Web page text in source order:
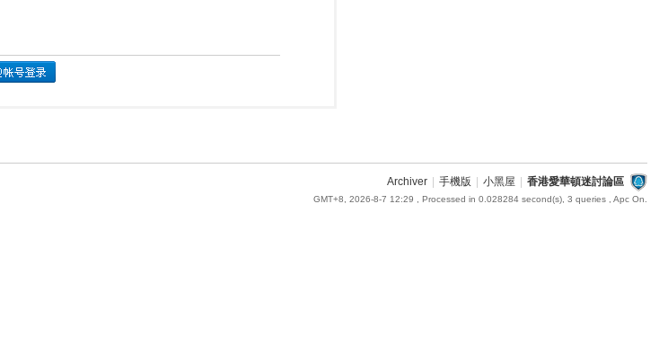
Archiver 手機版 小黑屋 香港愛華頓迷討論區
GMT+8, 2026-8-7 12:29 , Processed in 0.028284 second(s), 3 queries , Apc On.